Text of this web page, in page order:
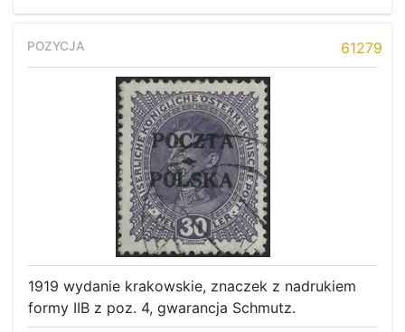
61279
1919 wydanie krakowskie, znaczek z nadrukiem
formy IIB z poz. 4, gwarancja Schmutz.